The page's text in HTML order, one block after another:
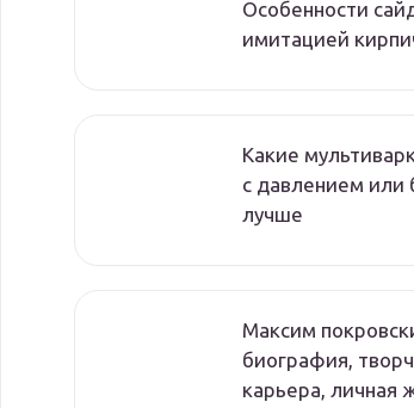
Особенности
имитацией
Какие
с давлением или
лучше
Максим
биография,
карьера, личная